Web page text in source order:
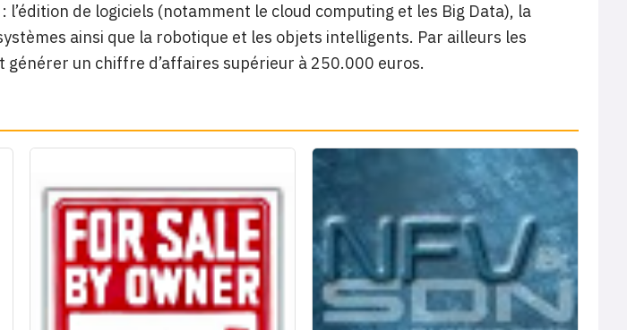
l’édition de logiciels (notamment le cloud computing et les Big Data), la
ainsi que la robotique et les objets intelligents. Par ailleurs les
générer un chiffre d’affaires supérieur à 250.000 euros.